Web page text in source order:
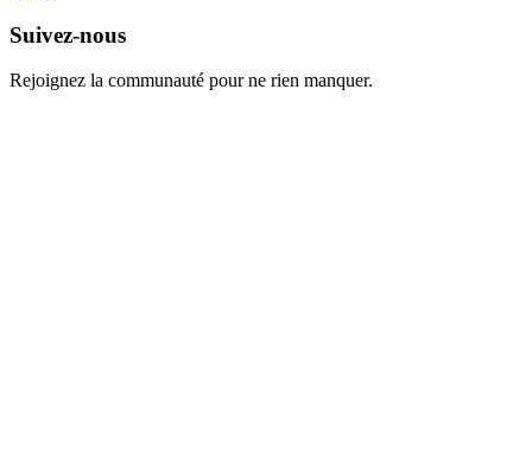
Suivez-nous
Rejoignez la communauté pour ne rien manquer.